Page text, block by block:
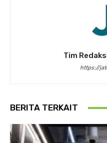
Tim
https://
BERITA TERKAIT